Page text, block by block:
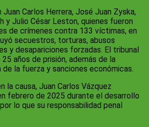
Juan Carlos Herrera, José Juan Zyska,
y Julio César Leston, quienes fueron
de crímenes contra 133 víctimas, en
secuestros, torturas, abusos
y desapariciones forzadas. El tribunal
años de prisión, además de la
la fuerza y sanciones económicas.
la causa, Juan Carlos Vázquez
febrero de 2025 durante el desarrollo
lo que su responsabilidad penal